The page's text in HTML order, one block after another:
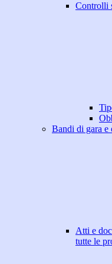
Controlli
Bandi di gara e
Atti e
tutte le